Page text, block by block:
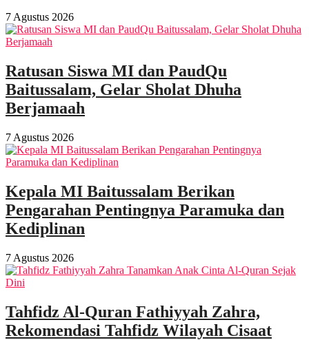
7 Agustus 2026
Ratusan Siswa MI dan PaudQu
Baitussalam, Gelar Sholat Dhuha
Berjamaah
7 Agustus 2026
Kepala MI Baitussalam Berikan
Pengarahan Pentingnya Paramuka dan
Kediplinan
7 Agustus 2026
Tahfidz Al-Quran Fathiyyah Zahra,
Rekomendasi Tahfidz Wilayah Cisaat